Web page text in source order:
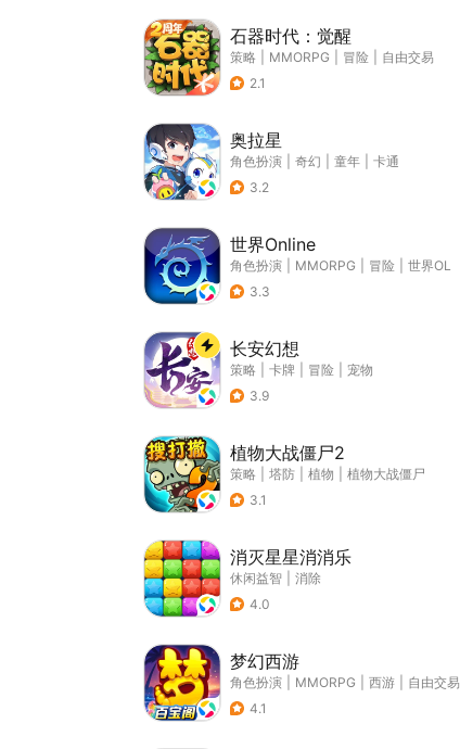
石器时代：觉醒
策略 MMORPG 冒险
自由交易
2.1
奥拉星
角色扮演 奇幻 童年
卡通
3.2
世界Online
角色扮演 MMORPG 冒险
世界OL
3.3
长安幻想
策略 卡牌 冒险
宠物
3.9
植物大战僵尸2
策略 塔防 植物
植物大战僵尸
3.1
消灭星星消消乐
休闲益智
消除
4.0
梦幻西游
角色扮演 MMORPG 西游
自由交易
4.1